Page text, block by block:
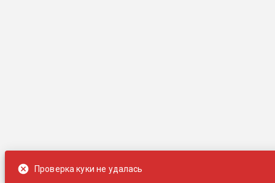
Проверка куки не удалась